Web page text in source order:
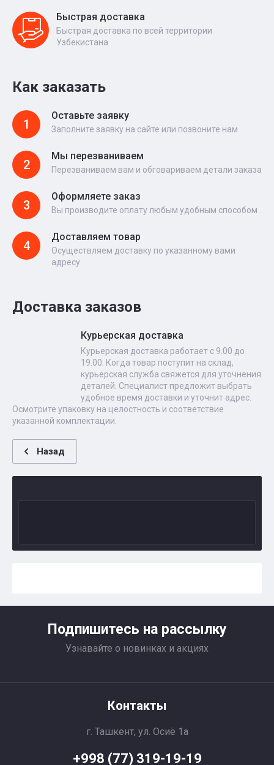
Быстрая доставка
Быстрая доставка по всей территории
Узбекистана
Как заказать
1
Оставьте заявку
Заполните заявку на сайте или позвоните нам
2
Мы перезваниваем
Перезваниваем вам и обговариваем детали заказа
3
Оформляете заказ
Вы производите оплату любым удобным способом
4
Доставляем товар
Осуществляем доставку по указанному вами
адресу
Доставка заказов
Курьерская доставка
Курьерская доставка работает с 9.00 до
19.00. Когда товар поступит на склад,
курьерская служба свяжется для уточнения
деталей. Специалист предложит выбрать
удобное время доставки и уточнит адрес.
Осмотрите упаковку на целостность и соответствие
указанной комплектации.
Назад
Подпишитесь на рассылку
Узнавайте о новинках и акциях
Контакты
г. Ташкент, ул. Осиё 1a
+998 (77) 319-19-19